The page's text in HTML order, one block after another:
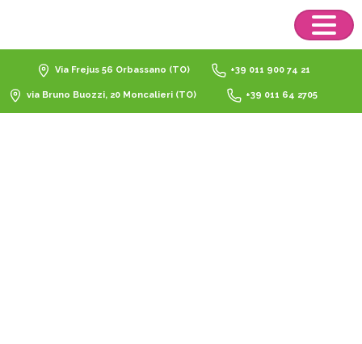
Via Frejus 56 Orbassano (TO) +39 011 900 74 21
via Bruno Buozzi, 20 Moncalieri (TO) +39 011 64 2705